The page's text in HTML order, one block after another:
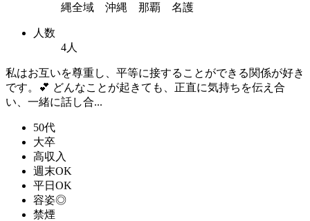
縄全域 沖縄 那覇 名護
人数
4人
私はお互いを尊重し、平等に接することができる関係が好き
です。💕 どんなことが起きても、正直に気持ちを伝え合
い、一緒に話し合...
50代
大卒
高収入
週末OK
平日OK
容姿◎
禁煙